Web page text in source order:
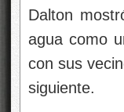
Dalton
agua como
con sus
siguiente.